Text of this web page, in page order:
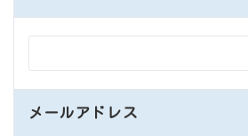
メールアドレス